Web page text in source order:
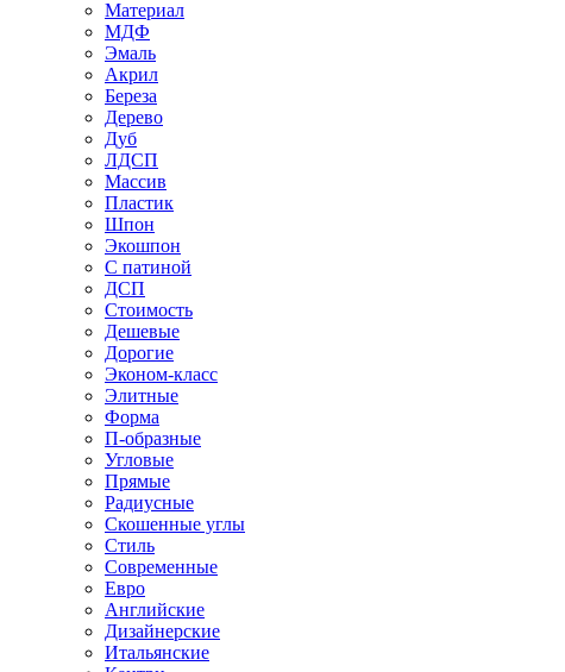
Материал
МДФ
Эмаль
Акрил
Береза
Дерево
Дуб
ЛДСП
Массив
Пластик
Шпон
Экошпон
С патиной
ДСП
Стоимость
Дешевые
Дорогие
Эконом-класс
Элитные
Форма
П-образные
Угловые
Прямые
Радиусные
Скошенные углы
Стиль
Современные
Евро
Английские
Дизайнерские
Итальянские